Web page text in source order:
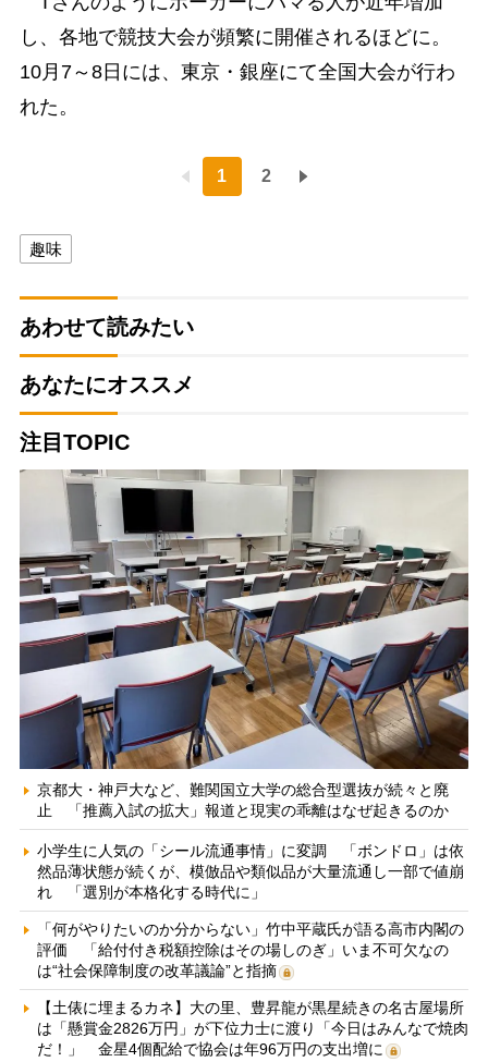
し、各地で競技大会が頻繁に開催されるほどに。
10月7～8日には、東京・銀座にて全国大会が行わ
れた。
1 2
趣味
あわせて読みたい
あなたにオススメ
注目TOPIC
京都大・神戸大など、難関国立大学の総合型選抜が続々と廃
止 「推薦入試の拡大」報道と現実の乖離はなぜ起きるのか
小学生に人気の「シール流通事情」に変調 「ボンドロ」は依
然品薄状態が続くが、模倣品や類似品が大量流通し一部で値崩
れ 「選別が本格化する時代に」
「何がやりたいのか分からない」竹中平蔵氏が語る高市内閣の
評価 「給付付き税額控除はその場しのぎ」いま不可欠なの
は“社会保障制度の改革議論”と指摘
【土俵に埋まるカネ】大の里、豊昇龍が黒星続きの名古屋場所
は「懸賞金2826万円」が下位力士に渡り「今日はみんなで焼肉
だ！」 金星4個配給で協会は年96万円の支出増に